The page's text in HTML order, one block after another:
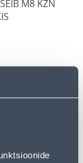
M8 KZN 50TK